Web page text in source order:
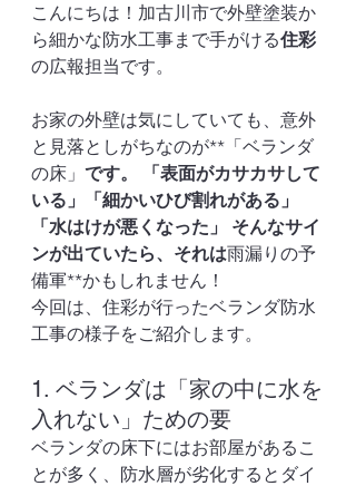
こんにちは！加古川市で外壁塗装か
ら細かな防水工事まで手がける住彩
の広報担当です。
お家の外壁は気にしていても、意外
と見落としがちなのが**「ベランダ
の床」 です。 「表面がカサカサして
いる」「細かいひび割れがある」
「水はけが悪くなった」 そんなサイ
ンが出ていたら、それは雨漏りの予
備軍**かもしれません！
今回は、住彩が行ったベランダ防水
工事の様子をご紹介します。
1. ベランダは「家の中に水を
入れない」ための要
ベランダの床下にはお部屋があるこ
とが多く、防水層が劣化するとダイ